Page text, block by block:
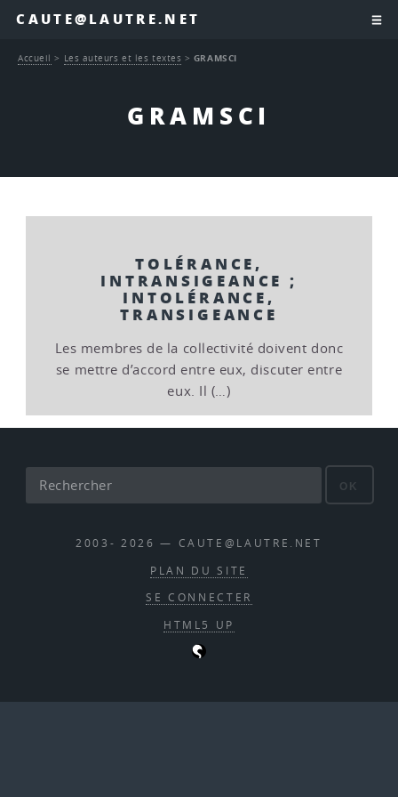
CAUTE@LAUTRE.NET
GRAMSCI
Accueil > Les auteurs et les textes > GRAMSCI
TOLÉRANCE,
INTRANSIGEANCE ;
INTOLÉRANCE,
TRANSIGEANCE
Les membres de la collectivité doivent donc
se mettre d’accord entre eux, discuter entre
eux. Il (…)
OK
2003- 2026 — CAUTE@LAUTRE.NET
PLAN DU SITE
SE CONNECTER
HTML5 UP